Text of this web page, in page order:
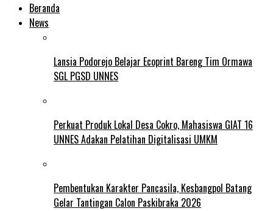
Beranda
News
Lansia Podorejo Belajar Ecoprint Bareng Tim Ormawa
SGL PGSD UNNES
Perkuat Produk Lokal Desa Cokro, Mahasiswa GIAT 16
UNNES Adakan Pelatihan Digitalisasi UMKM
Pembentukan Karakter Pancasila, Kesbangpol Batang
Gelar Tantingan Calon Paskibraka 2026